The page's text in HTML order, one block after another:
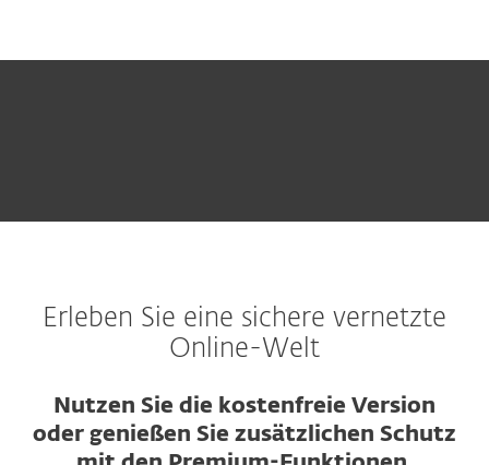
Erleben Sie eine sichere vernetzte
Online-Welt
Nutzen Sie die kostenfreie Version
oder genießen Sie zusätzlichen Schutz